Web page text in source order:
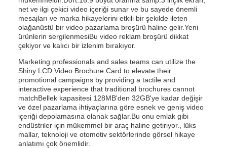
net ve ilgi çekici video içeriği sunar ve bu sayede önemli
mesajları ve marka hikayelerini etkili bir şekilde ileten
olağanüstü bir video pazarlama broşürü haline gelir.Yeni
ürünlerin sergilenmesiBu video reklam broşürü dikkat
çekiyor ve kalıcı bir izlenim bırakıyor.
Marketing professionals and sales teams can utilize the
Shiny LCD Video Brochure Card to elevate their
promotional campaigns by providing a tactile and
interactive experience that traditional brochures cannot
matchBellek kapasitesi 128MB'den 32GB'ye kadar değişir
ve özel pazarlama ihtiyaçlarına göre esnek ve geniş video
içeriği depolamasına olanak sağlar.Bu onu emlak gibi
endüstriler için mükemmel bir araç haline getiriyor., lüks
mallar, teknoloji ve otomotiv sektörlerinde görsel hikaye
anlatımı çok önemlidir.